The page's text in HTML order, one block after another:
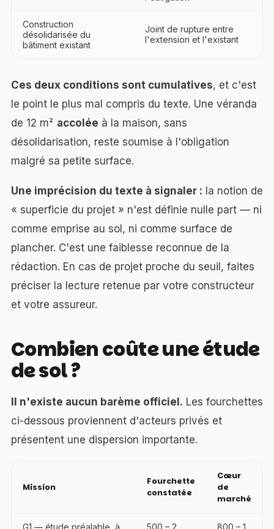
Construction
désolidarisée du
bâtiment existant
Joint de rupture entre
l'extension et l'existant
Ces deux conditions sont cumulatives, et c'est
le point le plus mal compris du texte. Une véranda
de 12 m² accolée à la maison, sans
désolidarisation, reste soumise à l'obligation
malgré sa petite surface.
Une imprécision du texte à signaler : la notion de
« superficie du projet » n'est définie nulle part — ni
comme emprise au sol, ni comme surface de
plancher. C'est une faiblesse reconnue de la
rédaction. En cas de projet proche du seuil, faites
préciser la lecture retenue par votre constructeur
et votre assureur.
Combien coûte une étude
de sol ?
Il n'existe aucun barème officiel. Les fourchettes
ci-dessous proviennent d'acteurs privés et
présentent une dispersion importante.
Mission
Fourchette
constatée
Cœur
de
marché
G1 — étude préalable, à
500 – 2
800 – 1